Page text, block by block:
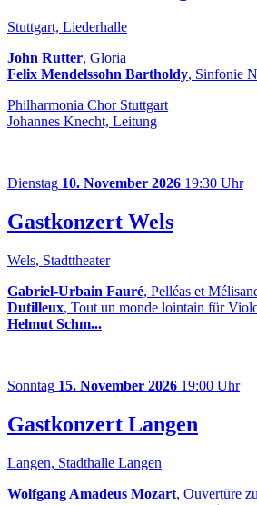
Stuttgart, Liederhalle
John Rutter, Gloria
Felix Mendelssohn Bartholdy, Sinfonie
Philharmonia Chor Stuttgart
Johannes Knecht, Leitung
Dienstag 10. November 2026 19:30 Uhr
Gastkonzert Wels
Wels, Stadttheater
Gabriel-Urbain Fauré, Pelléas et
Dutilleux, Tout un monde lointain für
Helmut Schm...
Sonntag 15. November 2026 19:00 Uhr
Gastkonzert Langen
Langen, Stadthalle Langen
Wolfgang Amadeus Mozart, Ouvertüre